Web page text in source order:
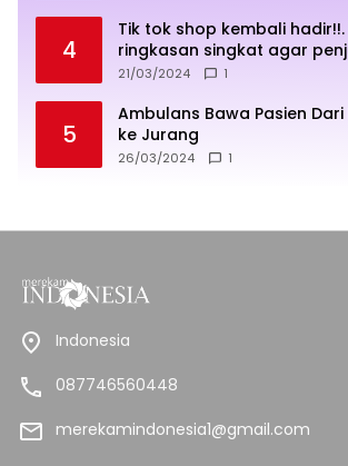
4
Tik tok shop kembali hadir!!.
ringkasan singkat agar
sukses
21/03/2024 1
5
Ambulans Bawa Pasien Dari
ke Jurang
26/03/2024 1
Indonesia
087746560448
merekamindonesia1@gmail.com